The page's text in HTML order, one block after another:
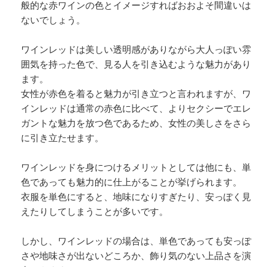
般的な赤ワインの色とイメージすればおおよそ間違いは
ないでしょう。
ワインレッドは美しい透明感がありながら大人っぽい雰
囲気を持った色で、見る人を引き込むような魅力があり
ます。
女性が赤色を着ると魅力が引き立つと言われますが、ワ
インレッドは通常の赤色に比べて、よりセクシーでエレ
ガントな魅力を放つ色であるため、女性の美しさをさら
に引き立たせます。
ワインレッドを身につけるメリットとしては他にも、単
色であっても魅力的に仕上がることが挙げられます。
衣服を単色にすると、地味になりすぎたり、安っぽく見
えたりしてしまうことが多いです。
しかし、ワインレッドの場合は、単色であっても安っぽ
さや地味さが出ないどころか、飾り気のない上品さを演